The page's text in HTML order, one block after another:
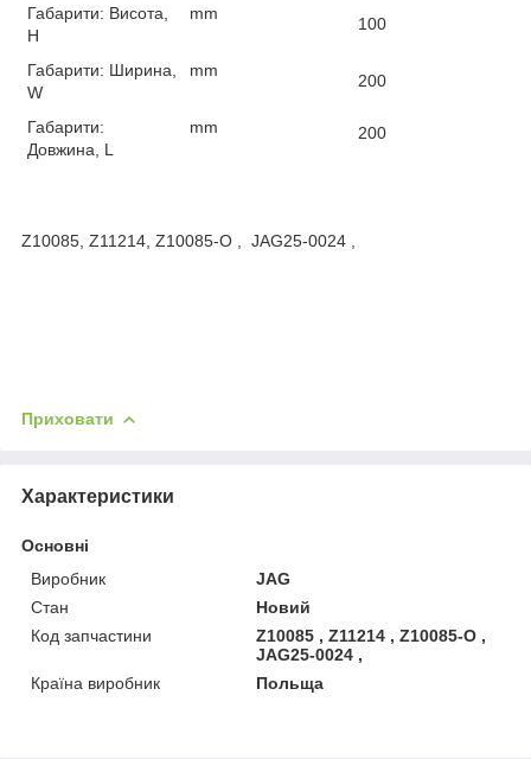
Габарити: Висота,
H
mm
100
Габарити: Ширина,
W
mm
200
Габарити:
Довжина, L
mm 200
Z10085, Z11214, Z10085-O , JAG25-0024 ,
Приховати
Характеристики
Основні
Виробник
JAG
Стан
Новий
Код запчастини
Z10085 , Z11214 , Z10085-O ,
JAG25-0024 ,
Країна виробник
Польща